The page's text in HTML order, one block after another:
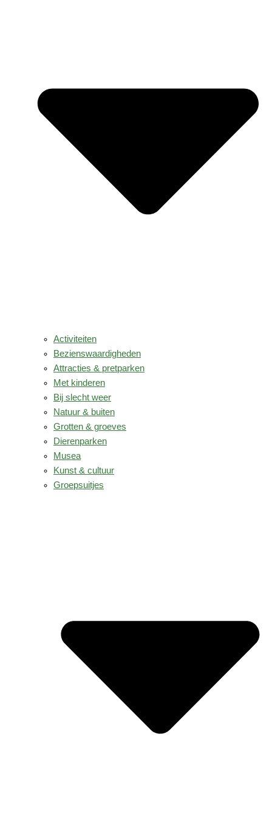
Activiteiten
Bezienswaardigheden
Attracties & pretparken
Met kinderen
Bij slecht weer
Natuur & buiten
Grotten & groeves
Dierenparken
Musea
Kunst & cultuur
Groepsuitjes